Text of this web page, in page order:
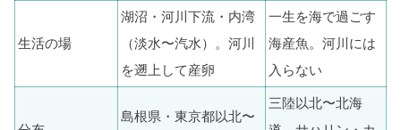
生活の場
湖沼・河川下流・内湾
（淡水〜汽水）。河川
を遡上して産卵
一生を海で過ごす
海産魚。河川には
入らない
島根県・東京都以北〜
三陸以北〜北海